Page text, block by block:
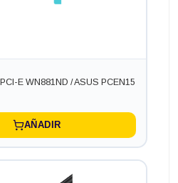
MINI, procesador INTEL
( 2.8 TURBO (6ª Generación),
VGA+HDMI+DP
E WN881ND / ASUS PCEN15
AÑADIR